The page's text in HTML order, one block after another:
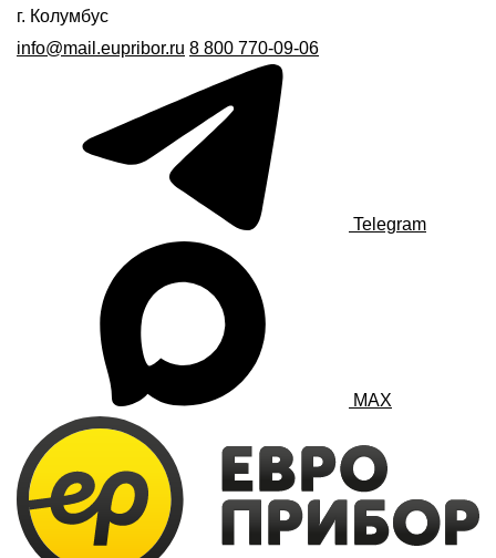
г. Колумбус
info@mail.eupribor.ru 8 800 770-09-06
Telegram
MAX